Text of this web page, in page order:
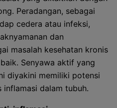
Peradangan, sebagai
cedera atau infeksi,
dan
masalah kesehatan kronis
Senyawa aktif yang
diyakini memiliki potensi
inflamasi dalam tubuh.